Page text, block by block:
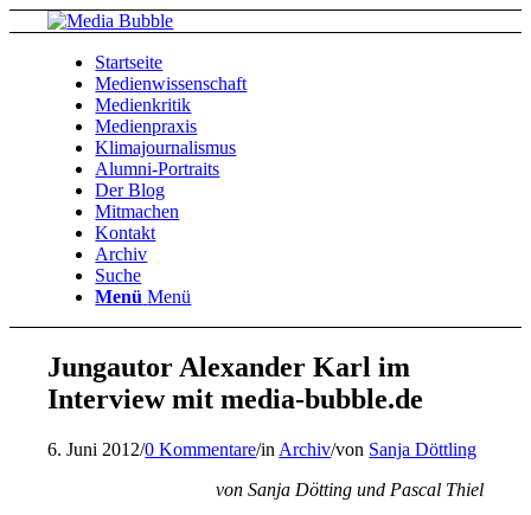
Startseite
Medienwissenschaft
Medienkritik
Medienpraxis
Klimajournalismus
Alumni-Portraits
Der Blog
Mitmachen
Kontakt
Archiv
Suche
Menü Menü
Jungautor Alexander Karl im
Interview mit media-bubble.de
6. Juni 2012/0 Kommentare/in Archiv/von Sanja Döttling
von Sanja Dötting und Pascal Thiel